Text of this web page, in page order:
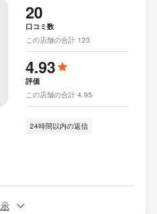
20
口コミ数
この店舗の合計 123
4.93
評価
この店舗の合計 4.95
24時間以内の返信